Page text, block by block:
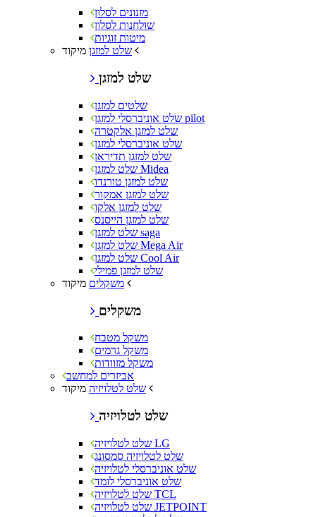
מזנונים לסלון
שולחנות לסלון
מיטות זוגיות
שלט למזגן
שלט למזגן
שלטים למזגן
שלט אוניברסלי למזגן pilot
שלט למזגן אלקטרה
שלט אוניברסלי למזגן
שלט למזגן תדיראן
שלט למזגן Midea
שלט למזגן טורנדו
שלט למזגן אמקור
שלט למזגן אלקו
שלט למזגן הייסנס
שלט למזגן saga
שלט למזגן Mega Air
שלט למזגן Cool Air
שלט למזגן פמילי
משקלים
משקלים
משקל מטבח
משקל גרמים
משקל מזוודות
אביזרים למחשב
שלט לטלויזיה
שלט לטלויזיה
שלט לטלויזיה LG
שלט לטלויזיה סמסונג
שלט אוניברסלי לטלויזיה
שלט אוניברסלי לומד
שלט לטלויזיה TCL
שלט לטלויזיה JETPOINT